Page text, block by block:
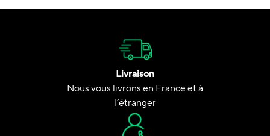
Livraison
Nous vous livrons en France et à
l’étranger